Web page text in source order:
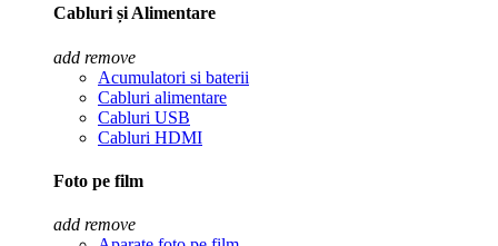
Cabluri și Alimentare
add remove
Acumulatori si baterii
Cabluri alimentare
Cabluri USB
Cabluri HDMI
Foto pe film
add remove